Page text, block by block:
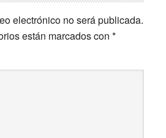
electrónico no será publicada.
están marcados con *